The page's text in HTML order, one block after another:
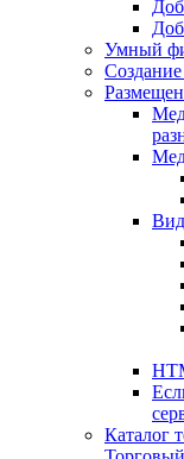
Умный
Каталог